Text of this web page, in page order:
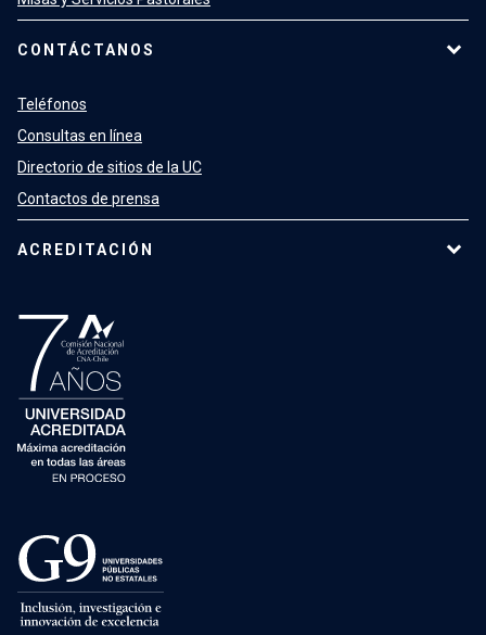
CONTÁCTANOS
Teléfonos
Consultas en línea
Directorio de sitios de la UC
Contactos de prensa
ACREDITACIÓN